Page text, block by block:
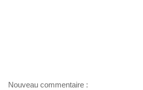
Nouveau commentaire :